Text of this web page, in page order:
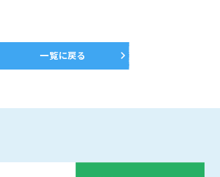
一覧に戻る